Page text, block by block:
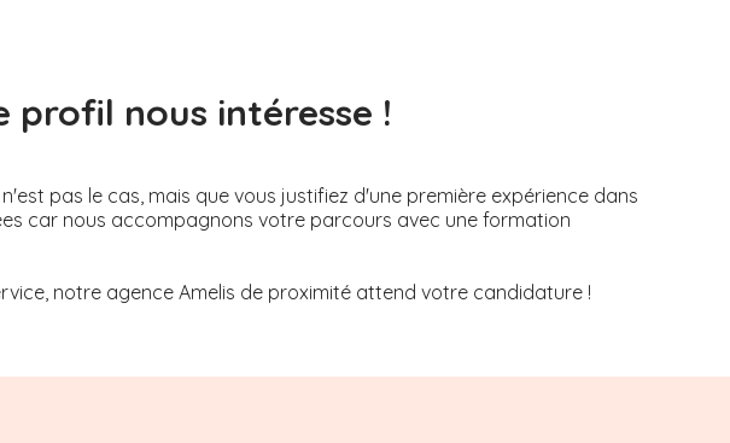
profil nous intéresse !
pas le cas, mais que vous justifiez d'une première expérience dans
car nous accompagnons votre parcours avec une formation
notre agence Amelis de proximité attend votre candidature !